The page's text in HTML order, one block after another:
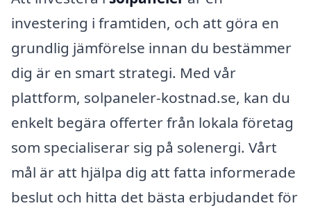
investering i framtiden, och att göra en
grundlig jämförelse innan du bestämmer
dig är en smart strategi. Med vår
plattform, solpaneler-kostnad.se, kan du
enkelt begära offerter från lokala företag
som specialiserar sig på solenergi. Vårt
mål är att hjälpa dig att fatta informerade
beslut och hitta det bästa erbjudandet för